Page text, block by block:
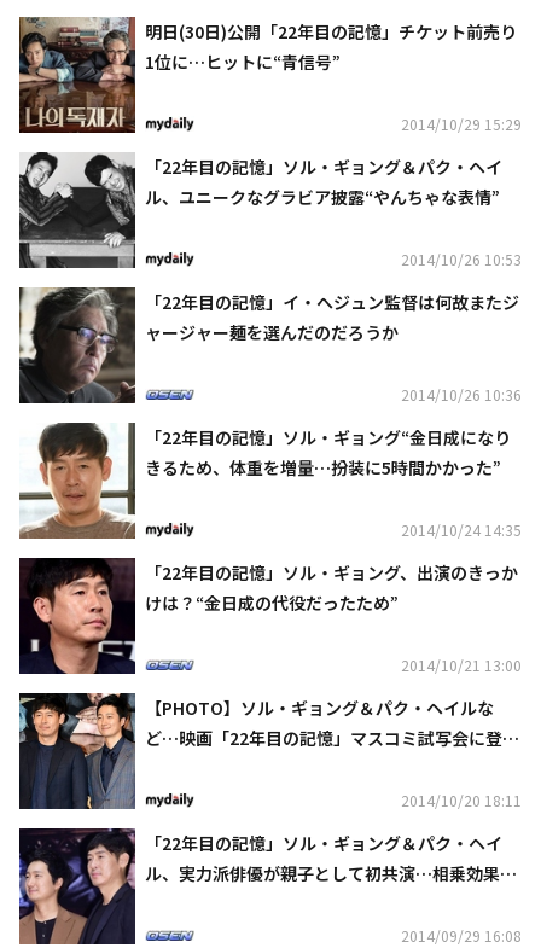
明日(30日)公開「22年目の記憶」チケット前売り
1位に…ヒットに“青信号”
2014/10/29 15:29
「22年目の記憶」ソル・ギョング＆パク・ヘイ
ル、ユニークなグラビア披露“やんちゃな表情”
2014/10/26 10:53
「22年目の記憶」イ・へジュン監督は何故またジ
ャージャー麺を選んだのだろうか
2014/10/26 10:36
「22年目の記憶」ソル・ギョング“金日成になり
きるため、体重を増量…扮装に5時間かかった”
2014/10/24 14:35
「22年目の記憶」ソル・ギョング、出演のきっか
けは？“金日成の代役だったため”
2014/10/21 13:00
【PHOTO】ソル・ギョング＆パク・ヘイルな
ど…映画「22年目の記憶」マスコミ試写会に登
2014/10/20 18:11
「22年目の記憶」ソル・ギョング＆パク・ヘイ
ル、実力派俳優が親子として初共演…相乗効果
2014/09/29 16:08